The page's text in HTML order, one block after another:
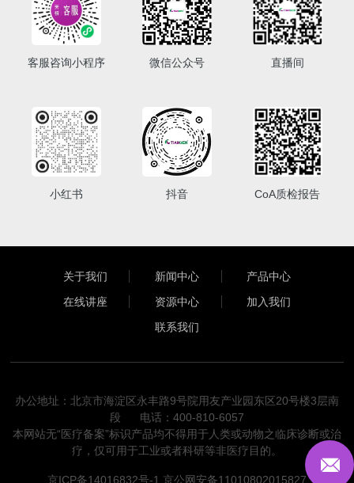
客服咨询小程序 微信公众号 直播间
小红书 抖音 CoA质检报告
关于我们 新闻中心
产品中心
在线讲座
资源中心
加入我们
联系我们
办公地址：北京市海淀区永丰路9号院用友产业园东区20号楼3层南
段 电话：400-810-6057
本网站无“医疗备案”标识产品均不得用于人类或动物之临床诊断或治
疗，仅可用于工业或者科研等非医疗目的。
京ICP备14016832号-1 京公网安备11010802015827